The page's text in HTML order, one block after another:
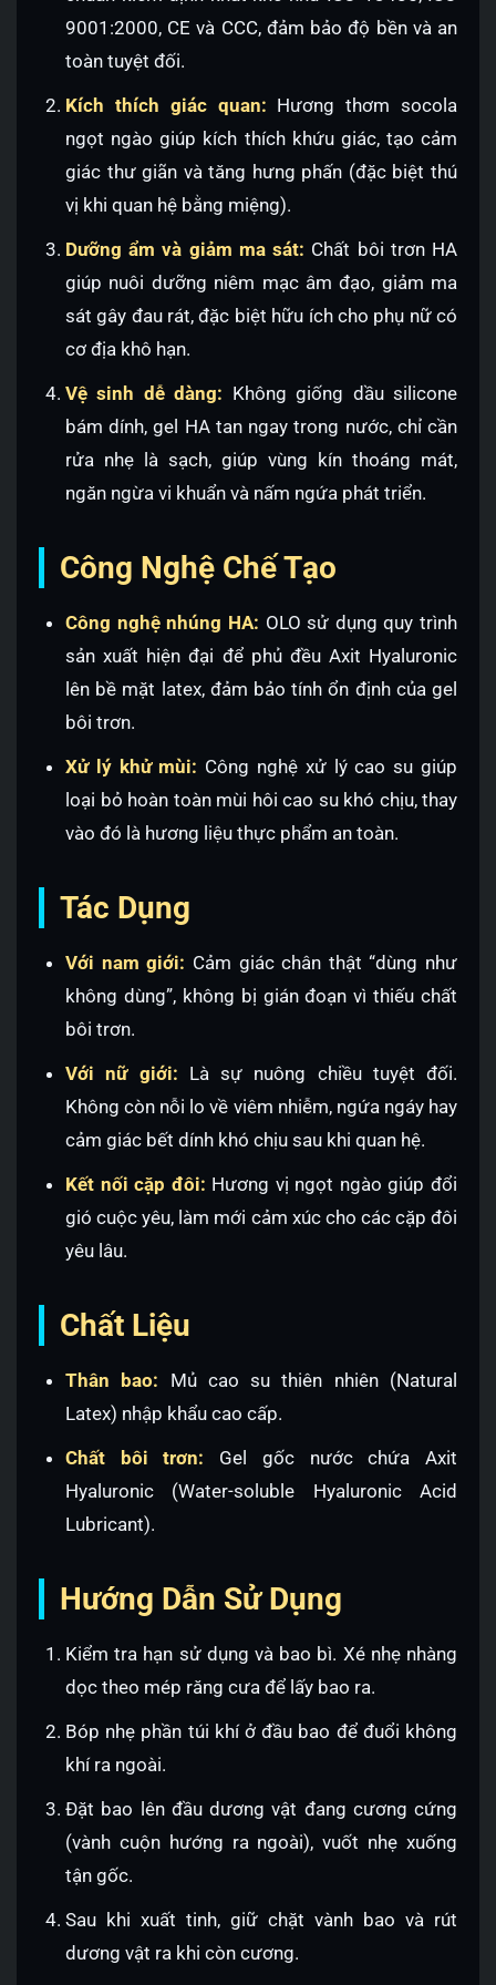
9001:2000, CE và CCC, đảm bảo độ bền và an
toàn tuyệt đối.
Kích thích giác quan: Hương thơm socola
ngọt ngào giúp kích thích khứu giác, tạo cảm
giác thư giãn và tăng hưng phấn (đặc biệt thú
vị khi quan hệ bằng miệng).
Dưỡng ẩm và giảm ma sát: Chất bôi trơn HA
giúp nuôi dưỡng niêm mạc âm đạo, giảm ma
sát gây đau rát, đặc biệt hữu ích cho phụ nữ có
cơ địa khô hạn.
Vệ sinh dễ dàng: Không giống dầu silicone
bám dính, gel HA tan ngay trong nước, chỉ cần
rửa nhẹ là sạch, giúp vùng kín thoáng mát,
ngăn ngừa vi khuẩn và nấm ngứa phát triển.
Công Nghệ Chế Tạo
Công nghệ nhúng HA: OLO sử dụng quy trình
sản xuất hiện đại để phủ đều Axit Hyaluronic
lên bề mặt latex, đảm bảo tính ổn định của gel
bôi trơn.
Xử lý khử mùi: Công nghệ xử lý cao su giúp
loại bỏ hoàn toàn mùi hôi cao su khó chịu, thay
vào đó là hương liệu thực phẩm an toàn.
Tác Dụng
Với nam giới: Cảm giác chân thật “dùng như
không dùng”, không bị gián đoạn vì thiếu chất
bôi trơn.
Với nữ giới: Là sự nuông chiều tuyệt đối.
Không còn nỗi lo về viêm nhiễm, ngứa ngáy hay
cảm giác bết dính khó chịu sau khi quan hệ.
Kết nối cặp đôi: Hương vị ngọt ngào giúp đổi
gió cuộc yêu, làm mới cảm xúc cho các cặp đôi
yêu lâu.
Chất Liệu
Thân bao: Mủ cao su thiên nhiên (Natural
Latex) nhập khẩu cao cấp.
Chất bôi trơn: Gel gốc nước chứa Axit
Hyaluronic (Water-soluble Hyaluronic Acid
Lubricant).
Hướng Dẫn Sử Dụng
Kiểm tra hạn sử dụng và bao bì. Xé nhẹ nhàng
dọc theo mép răng cưa để lấy bao ra.
Bóp nhẹ phần túi khí ở đầu bao để đuổi không
khí ra ngoài.
Đặt bao lên đầu dương vật đang cương cứng
(vành cuộn hướng ra ngoài), vuốt nhẹ xuống
tận gốc.
Sau khi xuất tinh, giữ chặt vành bao và rút
dương vật ra khi còn cương.